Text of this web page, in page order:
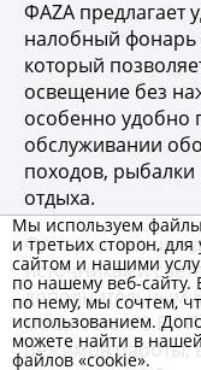
ФАZA предлагает
налобный фонарь
который
освещение без
особенно удобно
обслуживании
походов, рыбалки
отдыха.
Фонарь оснащен
источниками
дополнительным
мощностью 3 Вт.
режимов работы,
Мы используем файлы
и третьих сторон,
сайтом и нашими
по нашему веб-
по нему, мы сочтем,
использованием.
можете найти в
файлов «cookie».